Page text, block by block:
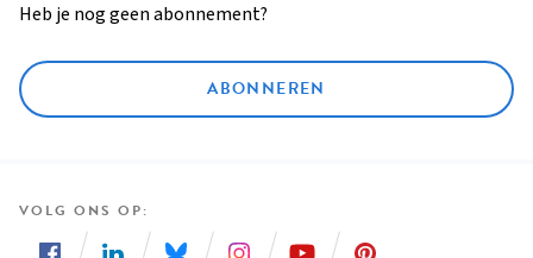
Heb je nog geen abonnement?
ABONNEREN
VOLG ONS OP